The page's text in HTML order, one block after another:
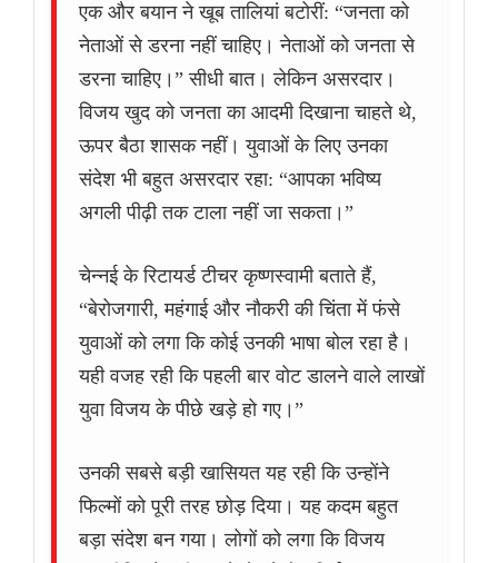
एक और बयान ने खूब तालियां बटोरीं: “जनता को
नेताओं से डरना नहीं चाहिए। नेताओं को जनता से
डरना चाहिए।” सीधी बात। लेकिन असरदार।
विजय खुद को जनता का आदमी दिखाना चाहते थे,
ऊपर बैठा शासक नहीं। युवाओं के लिए उनका
संदेश भी बहुत असरदार रहा: “आपका भविष्य
अगली पीढ़ी तक टाला नहीं जा सकता।”
चेन्नई के रिटायर्ड टीचर कृष्णस्वामी बताते हैं,
“बेरोजगारी, महंगाई और नौकरी की चिंता में फंसे
युवाओं को लगा कि कोई उनकी भाषा बोल रहा है।
यही वजह रही कि पहली बार वोट डालने वाले लाखों
युवा विजय के पीछे खड़े हो गए।”
उनकी सबसे बड़ी खासियत यह रही कि उन्होंने
फिल्मों को पूरी तरह छोड़ दिया। यह कदम बहुत
बड़ा संदेश बन गया। लोगों को लगा कि विजय